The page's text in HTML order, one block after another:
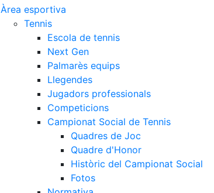
Àrea esportiva
Tennis
Escola de tennis
Next Gen
Palmarès equips
Llegendes
Jugadors professionals
Competicions
Campionat Social de Tennis
Quadres de Joc
Quadre d'Honor
Històric del Campionat Social
Fotos